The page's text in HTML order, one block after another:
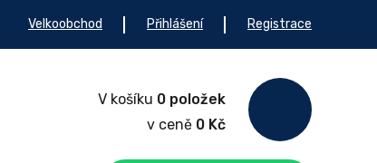
Velkoobchod Přihlášení Registrace
V košíku 0 položek
v ceně 0 Kč